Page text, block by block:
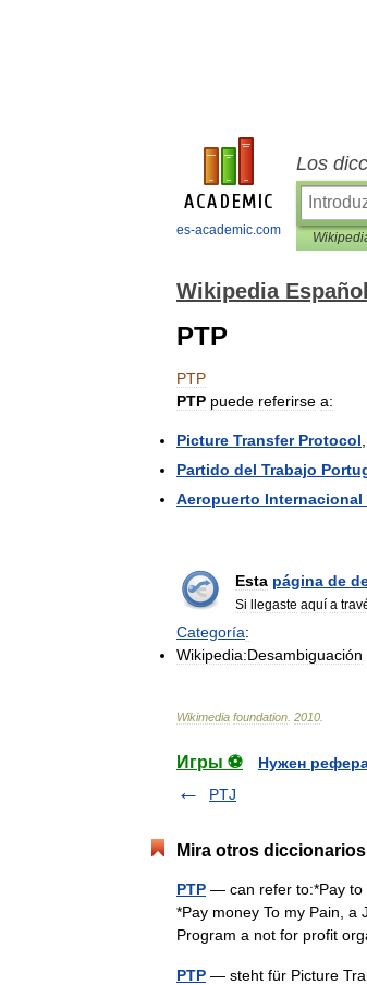
es-academic.com
Los
Wikipedia Español
PTP
PTP
PTP puede referirse a:
Picture Transfer Protocol
Partido del Trabajo
Aeropuerto Internacional
Esta página de
Si llegaste aquí a
Categoría:
Wikipedia:Desambiguación
Wikimedia foundation 2010
Игры ⚽
Нужен
PTJ
Mira otros
PTP — can refer to:*Pay to
*Pay money To my Pain, a
Program a not for profit
PTP — steht für Picture